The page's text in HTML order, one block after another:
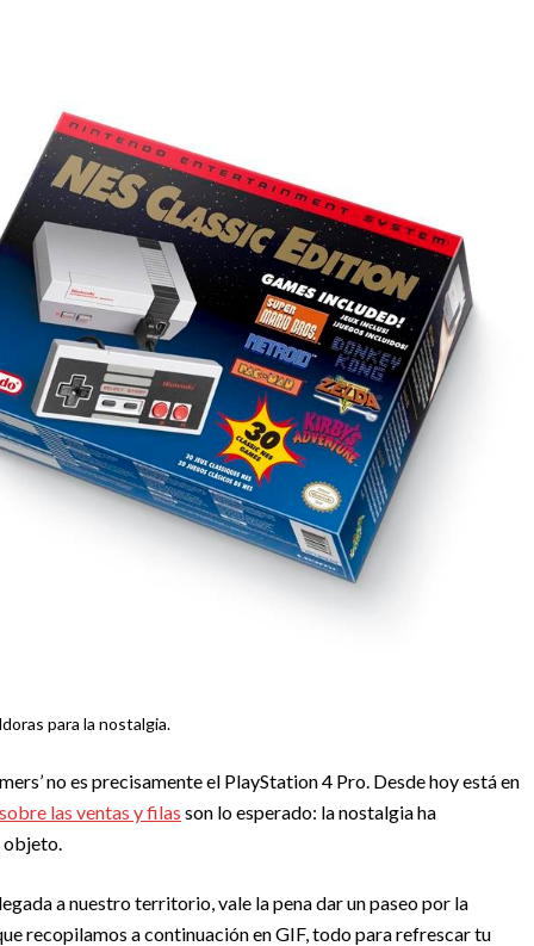
para la nostalgia.
no es precisamente el PlayStation 4 Pro. Desde hoy está en
las ventas y filas son lo esperado: la nostalgia ha
objeto.
a nuestro territorio, vale la pena dar un paseo por la
recopilamos a continuación en GIF, todo para refrescar tu